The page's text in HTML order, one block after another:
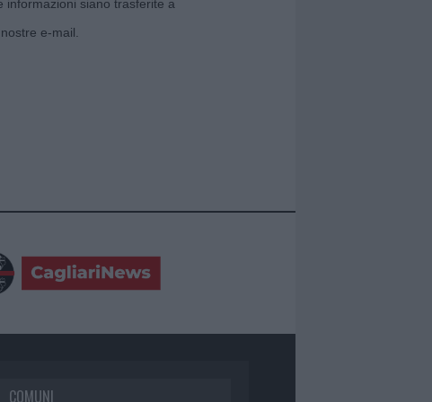
informazioni siano trasferite a
e-mail.
COMUNI